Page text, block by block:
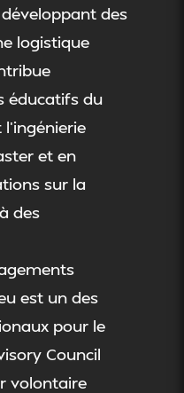
développant des
logistique
éducatifs du
et en
sur la
des
est un des
pour le
Council
volontaire